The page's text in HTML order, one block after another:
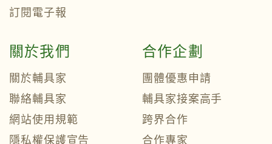
訂閱電子報
關於我們
關於輔具家
聯絡輔具家
網站使用規範
隱私權保護宣告
合作企劃
團體優惠申請
輔具家接案高手
跨界合作
合作專家